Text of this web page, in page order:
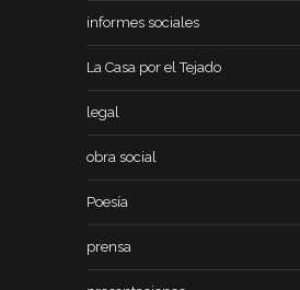
informes sociales
La Casa por el Tejado
legal
obra social
Poesía
prensa